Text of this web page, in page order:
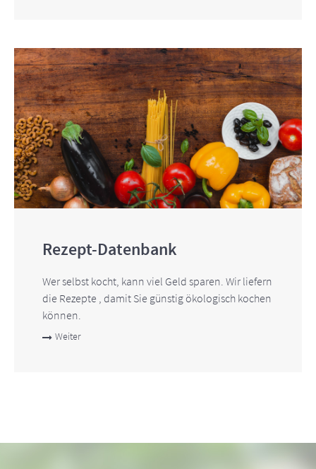
Rezept-Datenbank
Wer selbst kocht, kann viel Geld sparen. Wir liefern
die Rezepte , damit Sie günstig ökologisch kochen
können.
Weiter